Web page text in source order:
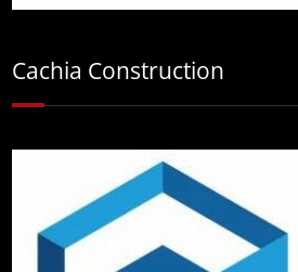
Cachia Construction